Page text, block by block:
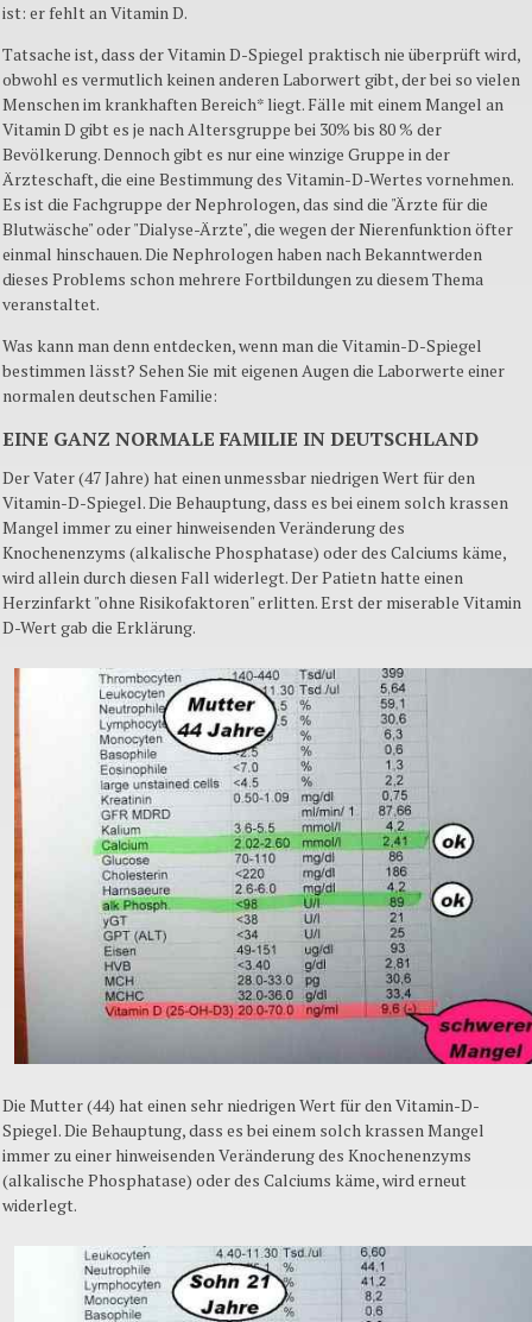
ist: er fehlt an Vitamin D.
Tatsache ist, dass der Vitamin D-Spiegel praktisch nie überprüft wird,
obwohl es vermutlich keinen anderen Laborwert gibt, der bei so vielen
Menschen im krankhaften Bereich* liegt. Fälle mit einem Mangel an
Vitamin D gibt es je nach Altersgruppe bei 30% bis 80 % der
Bevölkerung. Dennoch gibt es nur eine winzige Gruppe in der
Ärzteschaft, die eine Bestimmung des Vitamin-D-Wertes vornehmen.
Es ist die Fachgruppe der Nephrologen, das sind die "Ärzte für die
Blutwäsche" oder "Dialyse-Ärzte", die wegen der Nierenfunktion öfter
einmal hinschauen. Die Nephrologen haben nach Bekanntwerden
dieses Problems schon mehrere Fortbildungen zu diesem Thema
veranstaltet.
Was kann man denn entdecken, wenn man die Vitamin-D-Spiegel
bestimmen lässt? Sehen Sie mit eigenen Augen die Laborwerte einer
normalen deutschen Familie:
EINE GANZ NORMALE FAMILIE IN DEUTSCHLAND
Der Vater (47 Jahre) hat einen unmessbar niedrigen Wert für den
Vitamin-D-Spiegel. Die Behauptung, dass es bei einem solch krassen
Mangel immer zu einer hinweisenden Veränderung des
Knochenenzyms (alkalische Phosphatase) oder des Calciums käme,
wird allein durch diesen Fall widerlegt. Der Patietn hatte einen
Herzinfarkt "ohne Risikofaktoren" erlitten. Erst der miserable Vitamin
D-Wert gab die Erklärung.
Die Mutter (44) hat einen sehr niedrigen Wert für den Vitamin-D-
Spiegel. Die Behauptung, dass es bei einem solch krassen Mangel
immer zu einer hinweisenden Veränderung des Knochenenzyms
(alkalische Phosphatase) oder des Calciums käme, wird erneut
widerlegt.